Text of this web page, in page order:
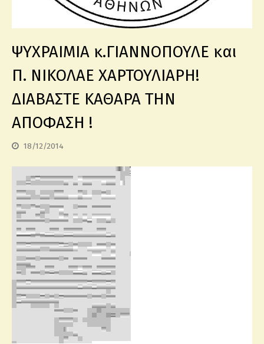
ΨΥΧΡΑΙΜΙΑ κ.ΓΙΑΝΝΟΠΟΥΛΕ και
Π. ΝΙΚΟΛΑΕ ΧΑΡΤΟΥΛΙΑΡΗ!
ΔΙΑΒΑΣΤΕ ΚΑΘΑΡΑ ΤΗΝ
ΑΠΟΦΑΣΗ !
18/12/2014